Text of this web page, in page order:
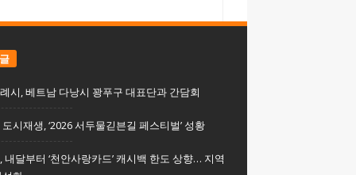
시, 베트남 다낭시 꽝푸구 대표단과 간담회
시재생, ‘2026 서두물긷븐길 페스티벌’ 성황
내달부터 ‘천안사랑카드’ 캐시백 한도 상향… 지역